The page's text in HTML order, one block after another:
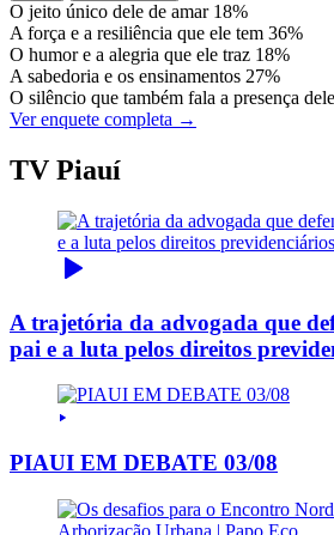
O jeito único dele de amar 18%
A força e a resiliência que ele tem 36%
O humor e a alegria que ele traz 18%
A sabedoria e os ensinamentos 27%
O silêncio que também fala a presença dele
Ver enquete completa →
TV Piauí
A trajetória da advogada que
pai e a luta pelos direitos
PIAUI EM DEBATE 03/08